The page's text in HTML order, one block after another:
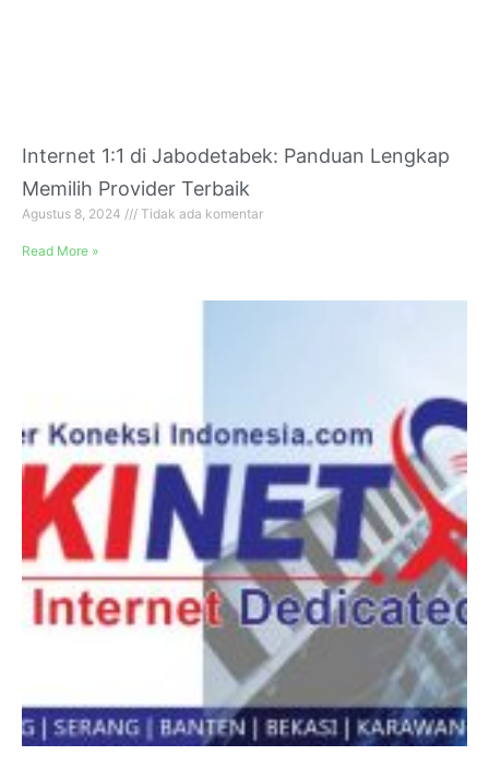
Internet 1:1 di Jabodetabek: Panduan Lengkap
Memilih Provider Terbaik
Agustus 8, 2024 Tidak ada komentar
Read More »